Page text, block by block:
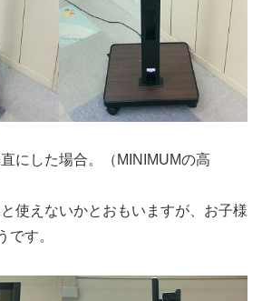
にした場合。（MINIMUMの高
使えないかとおもいますが、お子様
です。